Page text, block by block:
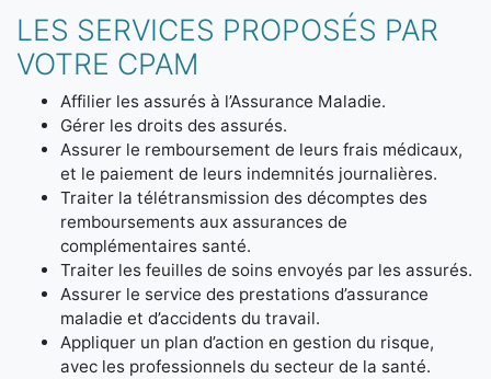
LES SERVICES PROPOSÉS PAR
VOTRE CPAM
Affilier les assurés à l’Assurance Maladie.
Gérer les droits des assurés.
Assurer le remboursement de leurs frais médicaux,
et le paiement de leurs indemnités journalières.
Traiter la télétransmission des décomptes des
remboursements aux assurances de
complémentaires santé.
Traiter les feuilles de soins envoyés par les assurés.
Assurer le service des prestations d’assurance
maladie et d’accidents du travail.
Appliquer un plan d’action en gestion du risque,
avec les professionnels du secteur de la santé.